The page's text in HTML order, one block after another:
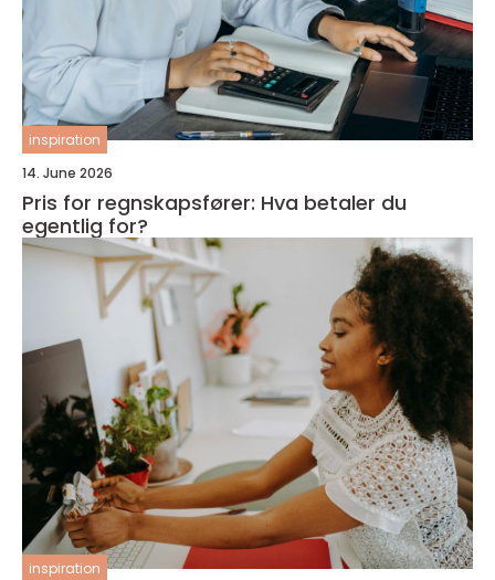
inspiration
14. June 2026
Pris for regnskapsfører: Hva betaler du
egentlig for?
inspiration